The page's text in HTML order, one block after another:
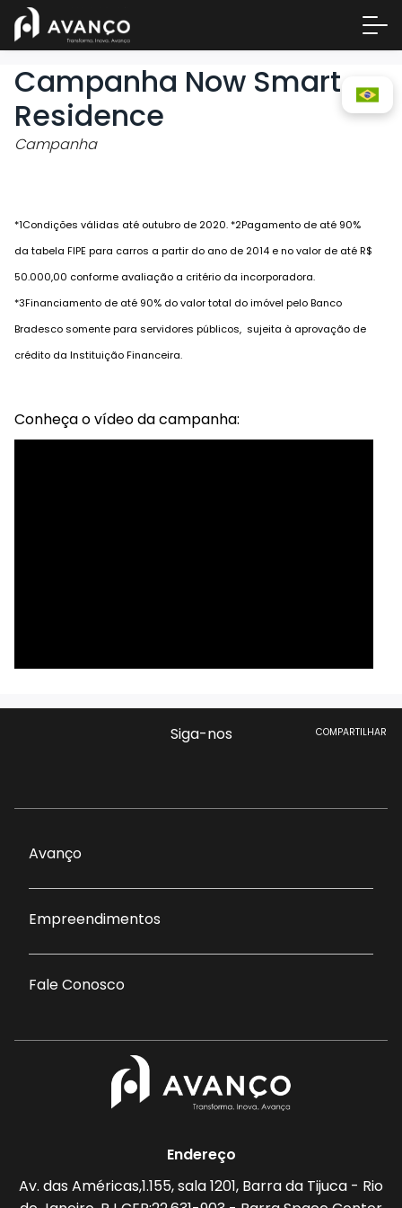
A
Campanha Now Smart
Residence
Campanha
*1Condições válidas até outubro de 2020. *2Pagamento de até 90%
da tabela FIPE para carros a partir do ano de 2014 e no valor de até R$
50.000,00 conforme avaliação a critério da incorporadora.
*3Financiamento de até 90% do valor total do imóvel pelo Banco
Bradesco somente para servidores públicos, sujeita à aprovação de
crédito da Instituição Financeira.
Conheça o vídeo da campanha:
COMPARTILHAR
Siga-nos
Avanço
Empreendimentos
Fale Conosco
Endereço
Av. das Américas,1.155, sala 1201, Barra da Tijuca - Rio